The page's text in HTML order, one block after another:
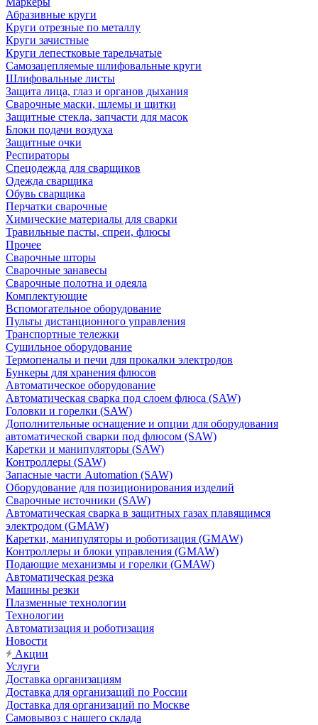
Абразивные круги
Круги отрезные по металлу
Круги зачистные
Круги лепестковые тарельчатые
Самозацепляемые шлифовальные круги
Шлифовальные листы
Защита лица, глаз и органов дыхания
Сварочные маски, шлемы и щитки
Защитные стекла, запчасти для масок
Блоки подачи воздуха
Защитные очки
Респираторы
Спецодежда для сварщиков
Одежда сварщика
Обувь сварщика
Перчатки сварочные
Химические материалы для сварки
Травильные пасты, спреи, флюсы
Прочее
Сварочные шторы
Сварочные занавесы
Сварочные полотна и одеяла
Комплектующие
Вспомогательное оборудование
Пульты дистанционного управления
Транспортные тележки
Сушильное оборудование
Термопеналы и печи для прокалки электродов
Бункеры для хранения флюсов
Автоматическое оборудование
Автоматическая сварка под слоем флюса (SAW)
Головки и горелки (SAW)
Дополнительные оснащение и опции для оборудования
автоматической сварки под флюсом (SAW)
Каретки и манипуляторы (SAW)
Контроллеры (SAW)
Запасные части Automation (SAW)
Оборудование для позиционирования изделий
Сварочные источники (SAW)
Автоматическая сварка в защитных газах плавящимся
электродом (GMAW)
Каретки, манипуляторы и роботизация (GMAW)
Контроллеры и блоки управления (GMAW)
Подающие механизмы и горелки (GMAW)
Автоматическая резка
Машины резки
Плазменные технологии
Технологии
Автоматизация и роботизация
Новости
Акции
Услуги
Доставка организациям
Доставка для организаций по России
Доставка для организаций по Москве
Самовывоз с нашего склада